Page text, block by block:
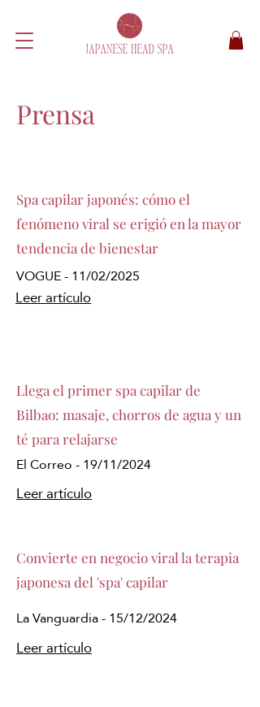
Prensa
Spa capilar japonés: cómo el
fenómeno viral se erigió en la mayor
tendencia de bienestar
VOGUE - 11/02/2025
Leer artículo
Llega el primer spa capilar de
Bilbao: masaje, chorros de agua y un
té para relajarse
El Correo - 19/11/2024
Leer artículo
Convierte en negocio viral la terapia
japonesa del 'spa' capilar
La Vanguardia - 15/12/2024
Leer artículo